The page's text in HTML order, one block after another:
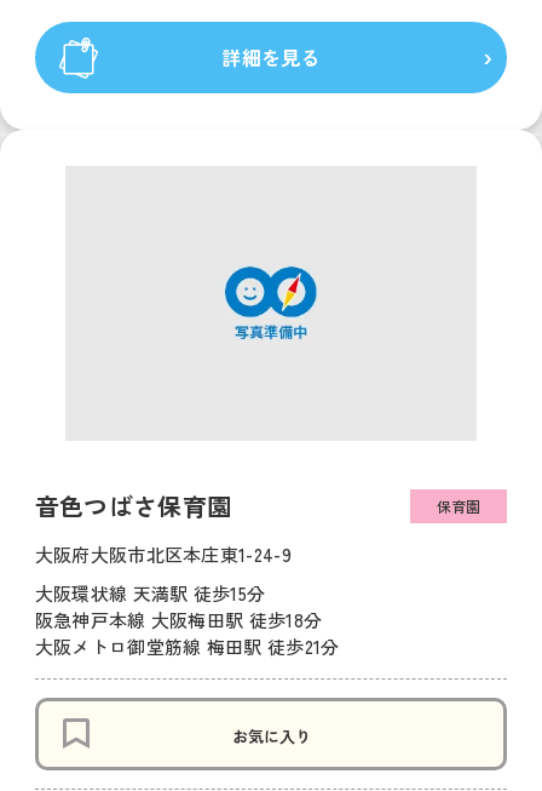
詳細を見る
音色つばさ保育園 保育園
大阪府大阪市北区本庄東1-24-9
大阪環状線 天満駅 徒歩15分
阪急神戸本線 大阪梅田駅 徒歩18分
大阪メトロ御堂筋線 梅田駅 徒歩21分
お気に入り